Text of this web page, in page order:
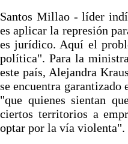
Santos Millao - líder
es aplicar la represión
es jurídico. Aquí el
política". Para la
este país, Alejandra
se encuentra
"que quienes sientan
ciertos territorios a
optar por la vía violenta".